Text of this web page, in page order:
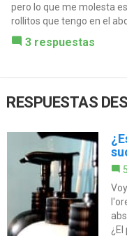
pero lo que me molesta
rollitos que tengo en el
3 respuestas
RESPUESTAS